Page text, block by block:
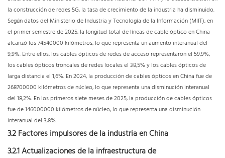
la construcción de redes 5G, la tasa de crecimiento de la industria ha disminuido.
Según datos del Ministerio de Industria y Tecnología de la Información (MIIT), en
el primer semestre de 2025, la longitud total de líneas de cable óptico en China
alcanzó los 74540000 kilómetros, lo que representa un aumento interanual del
9,9%. Entre ellos, los cables ópticos de redes de acceso representaron el 59,9%,
los cables ópticos troncales de redes locales el 38,5% y los cables ópticos de
larga distancia el 1,6%. En 2024, la producción de cables ópticos en China fue de
268700000 kilómetros de núcleo, lo que representa una disminución interanual
del 18,2%. En los primeros siete meses de 2025, la producción de cables ópticos
fue de 146000000 kilómetros de núcleo, lo que representa una disminución
interanual del 3,8%.
3.2 Factores impulsores de la industria en China
3.2.1 Actualizaciones de la infraestructura de